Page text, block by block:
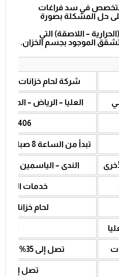
متخصص في سد فراغات
حل المشكلة بصورة
– اللاصقة) التي
الموجود بجسم الخزان.
شركة لحام خزانات
العليا – الرياض –
تبدأ من الساعة 8 صباحًا وتنتهي الساعة 9 مساءً
الندى – الياسمين –
خدمات
لحام خزانات
12212
تصل إلى 35% على إجمالي الخدمة
تصل إلى 20 سنة